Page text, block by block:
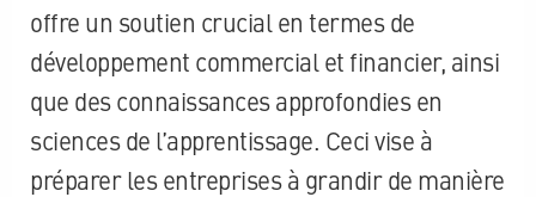
offre un soutien crucial en termes de
développement commercial et financier, ainsi
que des connaissances approfondies en
sciences de l’apprentissage. Ceci vise à
préparer les entreprises à grandir de manière